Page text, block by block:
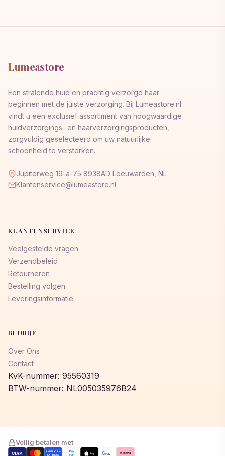
Lumeastore
Een stralende huid en prachtig verzorgd haar
beginnen met de juiste verzorging. Bij Lumeastore.nl
vindt u een exclusief assortiment van hoogwaardige
huidverzorgings- en haarverzorgingsproducten,
zorgvuldig geselecteerd om uw natuurlijke
schoonheid te versterken.
Jupiterweg 19-a-75 8938AD Leeuwarden, NL
Klantenservice@lumeastore.nl
KLANTENSERVICE
Veelgestelde vragen
Verzendbeleid
Retourneren
Bestelling volgen
Leveringsinformatie
BEDRIJF
Over Ons
Contact
KvK-nummer: 95560319
BTW-nummer: NL005035976B24
Veilig betalen met
VISA
AMERICAN
EXPRESS
Pay
Pal Pay GPay Klarna